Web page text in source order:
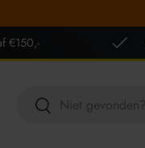
€150,-
Zoeken
Zoeken